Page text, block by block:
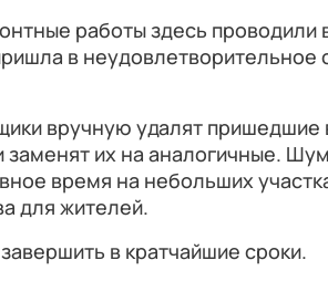
работы здесь проводили
в неудовлетворительное
вручную удалят пришедшие
заменят их на аналогичные.
время на небольших
для жителей.
в кратчайшие сроки.